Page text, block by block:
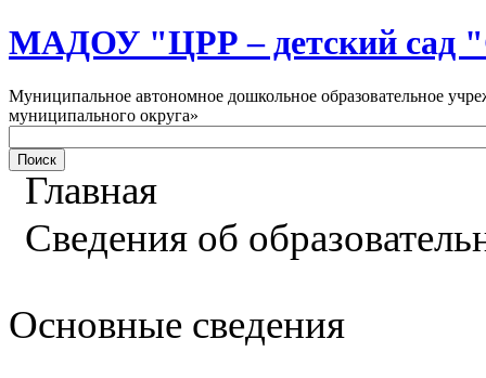
МАДОУ "ЦРР – детский
Муниципальное автономное дошкольное образовательное
муниципального округа»
Главная
Сведения об
Основные сведения